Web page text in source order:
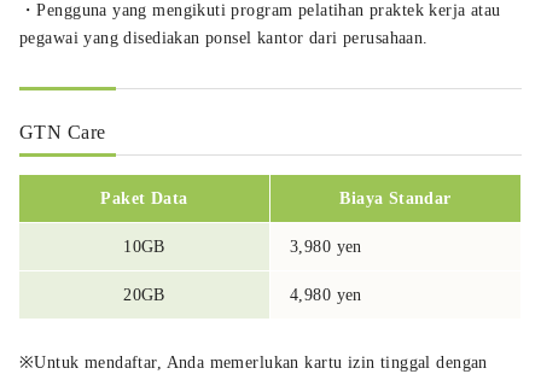
・Pengguna yang mengikuti program pelatihan praktek kerja atau
pegawai yang disediakan ponsel kantor dari perusahaan.
GTN Care
Paket Data Biaya Standar
10GB 3,980 yen
20GB 4,980 yen
※Untuk mendaftar, Anda memerlukan kartu izin tinggal dengan